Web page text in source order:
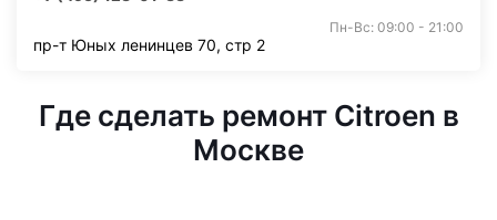
Пн-Вс: 09:00 - 21:00
пр-т Юных ленинцев 70, стр 2
Где сделать ремонт Citroen в
Москве